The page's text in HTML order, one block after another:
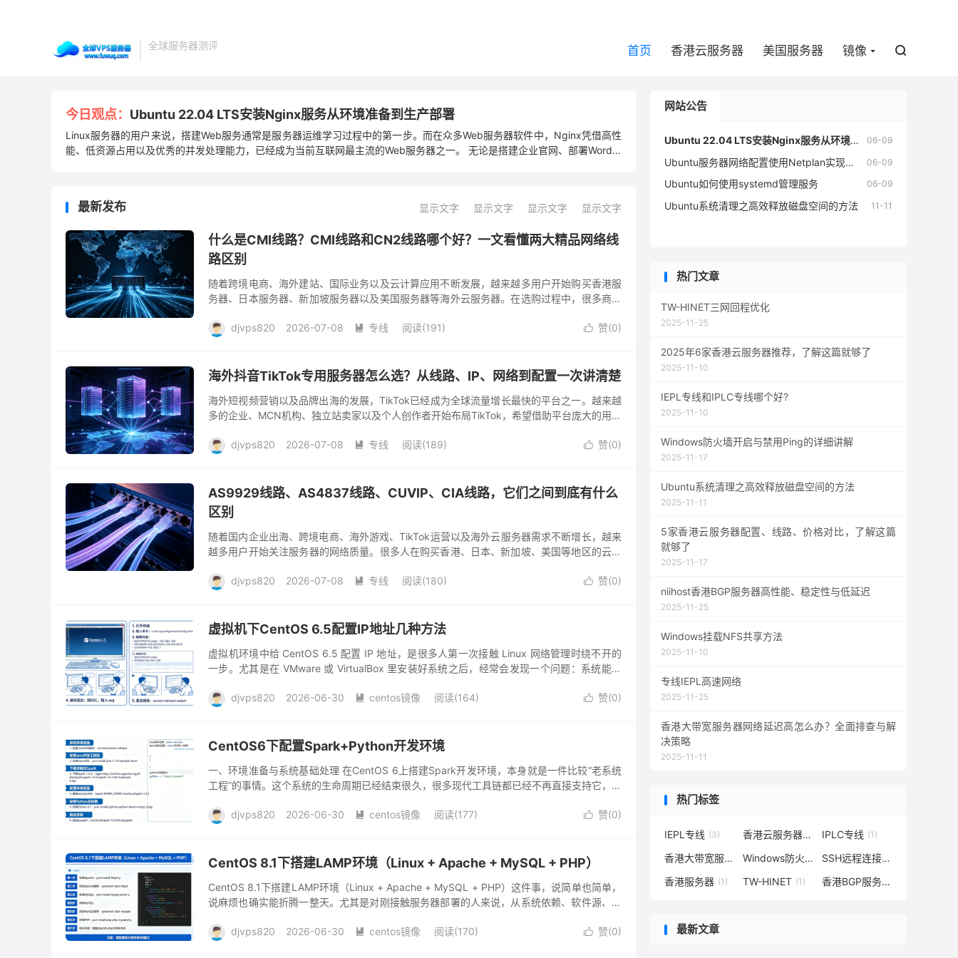
全球服务器测评 首页 香港云服务器 美国服务器 镜像 
今日观点： Ubuntu 22.04 LTS安装Nginx服务从环境准备到生产部署
Linux服务器的用户来说，搭建Web服务通常是服务器运维学习过程中的第一步。而在众多Web服务器软件中，Nginx凭借高性
能、低资源占用以及优秀的并发处理能力，已经成为当前互联网最主流的Web服务器之一。 无论是搭建企业官网、部署Word...
最新发布 显示文字 显示文字 显示文字 显示文字
什么是CMI线路？CMI线路和CN2线路哪个好？一文看懂两大精品网络线
路区别
随着跨境电商、海外建站、国际业务以及云计算应用不断发展，越来越多用户开始购买香港服
务器、日本服务器、新加坡服务器以及美国服务器等海外云服务器。在选购过程中，很多商家
 赞(0)
djvps820 2026-07-08  专线 阅读(191)
海外抖音TikTok专用服务器怎么选？从线路、IP、网络到配置一次讲清楚
海外短视频营销以及品牌出海的发展，TikTok已经成为全球流量增长最快的平台之一。越来越
多的企业、MCN机构、独立站卖家以及个人创作者开始布局TikTok，希望借助平台庞大的用户
 赞(0)
djvps820 2026-07-08  专线 阅读(189)
AS9929线路、AS4837线路、CUVIP、CIA线路，它们之间到底有什么
区别
随着国内企业出海、跨境电商、海外游戏、TikTok运营以及海外云服务器需求不断增长，越来
越多用户开始关注服务器的网络质量。很多人在购买香港、日本、新加坡、美国等地区的云服
 赞(0)
djvps820 2026-07-08  专线 阅读(180)
虚拟机下CentOS 6.5配置IP地址几种方法
虚拟机环境中给 CentOS 6.5 配置 IP 地址，是很多人第一次接触 Linux 网络管理时绕不开的
一步。尤其是在 VMware 或 VirtualBox 里安装好系统之后，经常会发现一个问题：系统能启
 赞(0)
djvps820 2026-06-30  centos镜像 阅读(164)
CentOS6下配置Spark+Python开发环境
一、环境准备与系统基础处理 在CentOS 6上搭建Spark开发环境，本身就是一件比较“老系统
工程”的事情。这个系统的生命周期已经结束很久，很多现代工具链都已经不再直接支持它，但
 赞(0)
djvps820 2026-06-30  centos镜像 阅读(177)
CentOS 8.1下搭建LAMP环境（Linux + Apache + MySQL + PHP）
CentOS 8.1下搭建LAMP环境（Linux + Apache + MySQL + PHP）这件事，说简单也简单，
说麻烦也确实能折腾一整天。尤其是对刚接触服务器部署的人来说，从系统依赖、软件源、版
 赞(0)
djvps820 2026-06-30  centos镜像 阅读(170)
网站公告
06-09
Ubuntu 22.04 LTS安装Nginx服务从环境准备到生产部署
06-09
Ubuntu服务器网络配置使用Netplan实现DHCP自动获取与静态IP固定部署
06-09
Ubuntu如何使用systemd管理服务
11-11
Ubuntu系统清理之高效释放磁盘空间的方法
热门文章
TW-HINET三网回程优化
2025-11-25
2025年6家香港云服务器推荐，了解这篇就够了
2025-11-10
IEPL专线和IPLC专线哪个好?
2025-11-10
Windows防火墙开启与禁用Ping的详细讲解
2025-11-17
Ubuntu系统清理之高效释放磁盘空间的方法
2025-11-11
5家香港云服务器配置、线路、价格对比，了解这篇
就够了
2025-11-17
niihost香港BGP服务器高性能、稳定性与低延迟
2025-11-25
Windows挂载NFS共享方法
2025-11-10
专线IEPL高速网络
2025-11-25
香港大带宽服务器网络延迟高怎么办？全面排查与解
决策略
2025-11-11
热门标签
IEPL专线 (3) 香港云服务器(2) IPLC专线 (1)
香港大带宽服务器 (1) Windows防火墙 (1) SSH远程连接
(1)
香港服务器 (1) TW-HINET (1) 香港BGP服务器
最新文章